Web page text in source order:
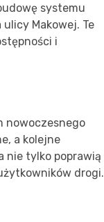
systemu
Makowej. Te
i
nowoczesnego
a kolejne
nie tylko poprawią
drogi.